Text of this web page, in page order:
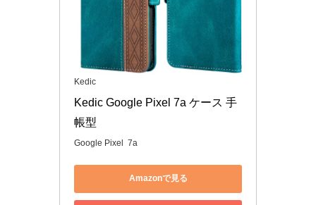
Kedic
Kedic Google Pixel 7a ケース 手
帳型
Google Pixel 7a
Amazonで見る